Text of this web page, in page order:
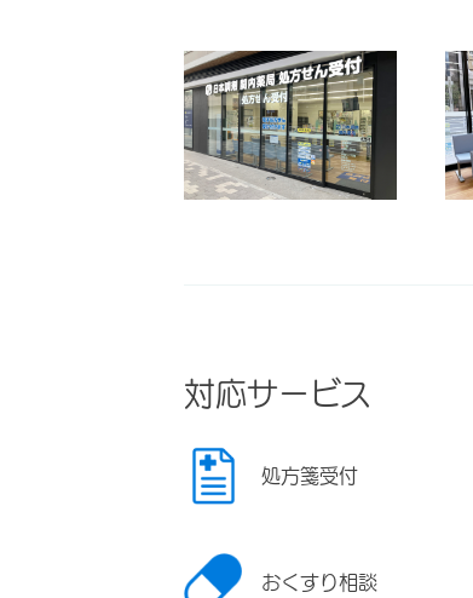
対応サービス
処方箋受付
おくすり相談